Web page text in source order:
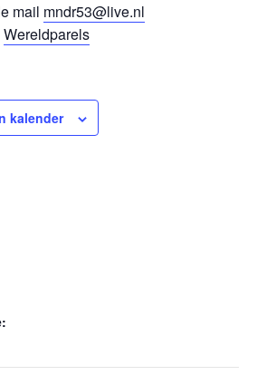
mail mndr53@live.nl
Wereldparels
kalender